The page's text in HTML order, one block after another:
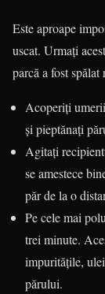
Este aproape
uscat. Urmați
parcă a fost spălat
Acoperiți
și pieptănați
Agitați
se amestece
păr de la o
Pe cele mai
trei minute.
impuritățile,
părului.